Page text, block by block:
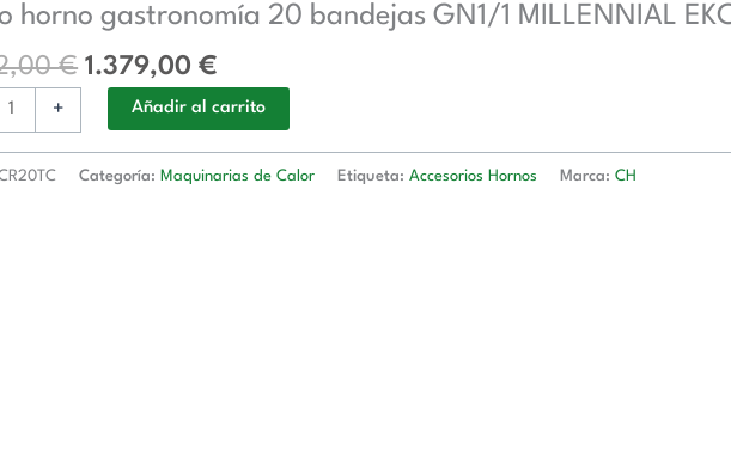
horno gastronomía 20 bandejas GN1/1 MILLENNIAL
€
era:
2.242,00 €.
1.379,00€
es:
+ Añadir al carrito
Categoría: Maquinarias de Calor Etiqueta:Accesorios Hornos Marca:CH